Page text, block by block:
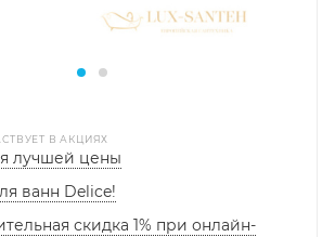
В АКЦИЯХ
лучшей цены
ванн Delice!
скидка 1% при онлайн-